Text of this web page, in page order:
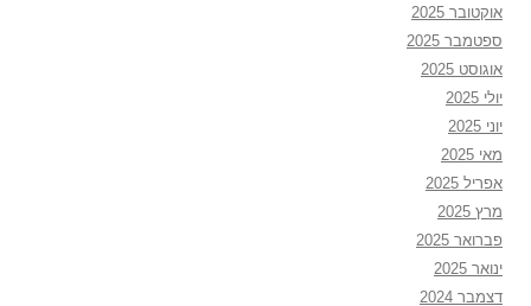
אוקטובר 2025
ספטמבר 2025
אוגוסט 2025
יולי 2025
יוני 2025
מאי 2025
אפריל 2025
מרץ 2025
פברואר 2025
ינואר 2025
דצמבר 2024